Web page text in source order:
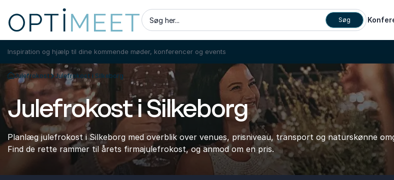
Søg her... Søg
Inspiration og hjælp til dine kommende møder, konferencer og events
Tilbage til forsiden
Julefrokost Julefrokost i Silkeborg
Julefrokost i Silkeborg
Planlæg julefrokost i Silkeborg med overblik over venues, prisniveau, transport og naturskønne
Find de rette rammer til årets firmajulefrokost, og anmod om en pris.